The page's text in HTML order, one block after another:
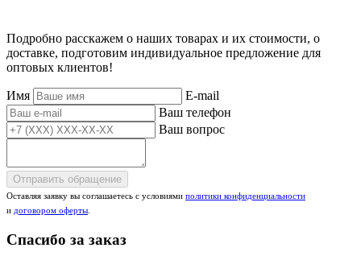
Подробно расскажем о наших товарах и их стоимости, о
доставке, подготовим индивидуальное предложение для
оптовых клиентов!
Имя
E-mail
Ваш телефон
Ваш вопрос
Отправить обращение
Оставляя заявку вы соглашаетесь с условиями политики конфиденциальности
и договором оферты
Спасибо за заказ